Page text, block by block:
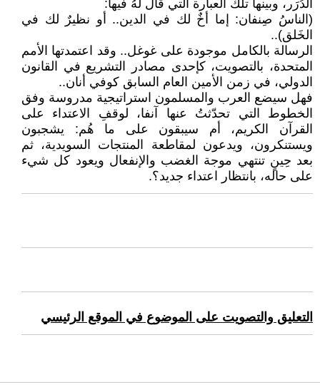
الدُرَر، وبينها تلك العبارة التي قال لهُ فيها:
(الناسُ صِنفان: إما أخٌ لك في الدين.. أو نظيرٌ لك في
الخَلق)..
الرسالة بالكامل موجودة على غوغل.. وقد اعتمدتها الأمم
المتحدة، بالتصويت، كإحدى مصادر التشريع في القانون
الدولي، في زمن الأمين العام السابق كوفي أنان..
فهل سيضع العرب والمسلمون استراتيجية مدروسة وفق
الخطوط التي تحدّثتُ عنها آنفا، لوقفِ الاعتداء على
القرآن الكريم، أم سيبقون على ما هُم: يشجبون
ويستنكرون، ويدعون لمقاطعة المنتجات السويدية، ثم
بعد حِينٍ تنتهي موجة الغضب والإنفعال ويعود كل شيء
على حاله، بانتظار اعتداء جديد؟.
التعليق والتصويت على الموضوع في الموقع الرئيسي